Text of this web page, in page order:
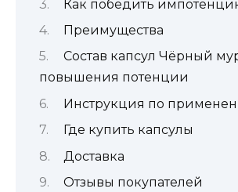
Как победить
Преимущества
Состав капсул Чёрный
повышения потенции
Инструкция по
Где купить капсулы
Доставка
Отзывы покупателей